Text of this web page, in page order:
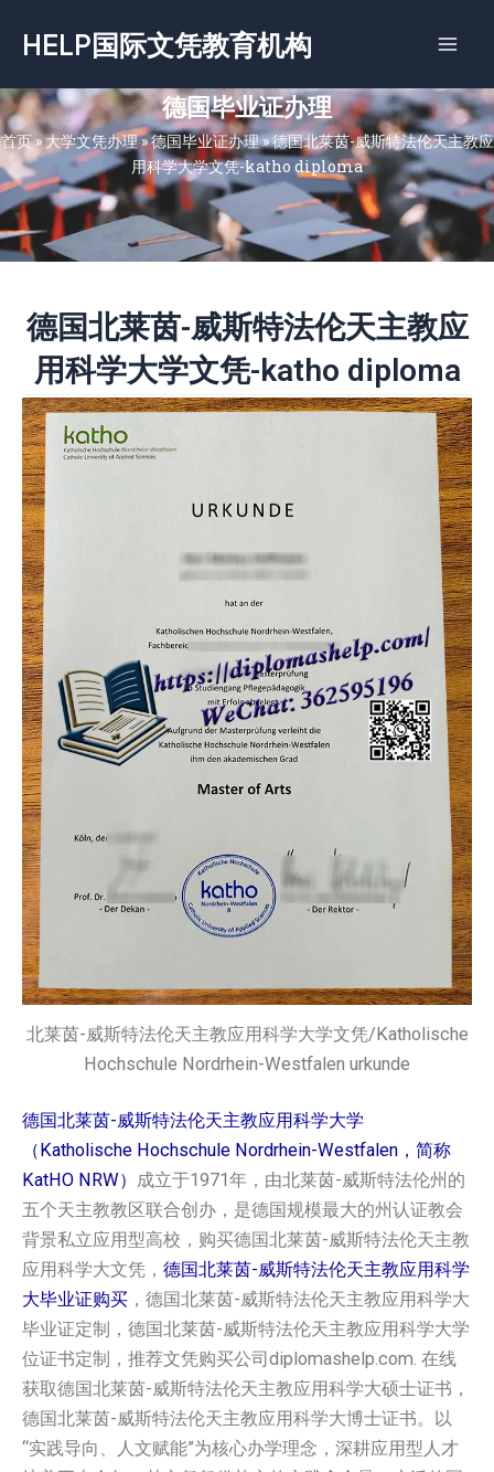
容
HELP国际文凭教育机构
德国毕业证办理
首页»大学文凭办理»德国毕业证办理»德国北莱茵-威斯特法伦天主教应
用科学大学文凭-katho diploma
德国北莱茵-威斯特法伦天主教应
用科学大学文凭-katho diploma
北莱茵-威斯特法伦天主教应用科学大学文凭/Katholische
Hochschule Nordrhein-Westfalen urkunde
德国北莱茵-威斯特法伦天主教应用科学大学
（Katholische Hochschule Nordrhein-Westfalen，简称
KatHO NRW） 成立于1971年，由北莱茵-威斯特法伦州的
五个天主教教区联合创办，是德国规模最大的州认证教会
背景私立应用型高校，购买德国北莱茵-威斯特法伦天主教
应用科学大‌‌‌文凭， 德国北莱茵-威斯特法伦天主教应用科学
大‌‌‌毕业证购买 ，德国北莱茵-威斯特法伦天主教应用科学大‌‌‌
毕业证定制，德国北莱茵-威斯特法伦天主教应用科学大‌‌‌学
位证书定制，推荐文凭购买公司diplomashelp.com. 在线
获取德国北莱茵-威斯特法伦天主教应用科学大‌‌‌硕士证书，
德国北莱茵-威斯特法伦天主教应用科学大‌‌‌博士证书。以
“实践导向、人文赋能”为核心办学理念，深耕应用型人才